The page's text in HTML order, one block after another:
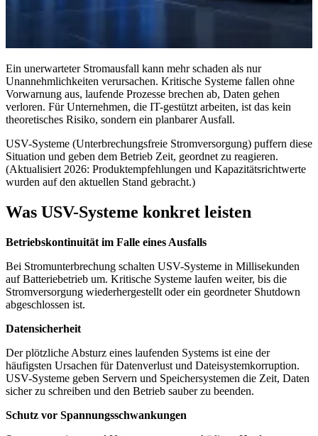
Ein unerwarteter Stromausfall kann mehr schaden als nur
Unannehmlichkeiten verursachen. Kritische Systeme fallen ohne
Vorwarnung aus, laufende Prozesse brechen ab, Daten gehen
verloren. Für Unternehmen, die IT-gestützt arbeiten, ist das kein
theoretisches Risiko, sondern ein planbarer Ausfall.
USV-Systeme (Unterbrechungsfreie Stromversorgung) puffern diese
Situation und geben dem Betrieb Zeit, geordnet zu reagieren.
(Aktualisiert 2026: Produktempfehlungen und Kapazitätsrichtwerte
wurden auf den aktuellen Stand gebracht.)
Was USV-Systeme konkret leisten
Betriebskontinuität im Falle eines Ausfalls
Bei Stromunterbrechung schalten USV-Systeme in Millisekunden
auf Batteriebetrieb um. Kritische Systeme laufen weiter, bis die
Stromversorgung wiederhergestellt oder ein geordneter Shutdown
abgeschlossen ist.
Datensicherheit
Der plötzliche Absturz eines laufenden Systems ist eine der
häufigsten Ursachen für Datenverlust und Dateisystemkorruption.
USV-Systeme geben Servern und Speichersystemen die Zeit, Daten
sicher zu schreiben und den Betrieb sauber zu beenden.
Schutz vor Spannungsschwankungen